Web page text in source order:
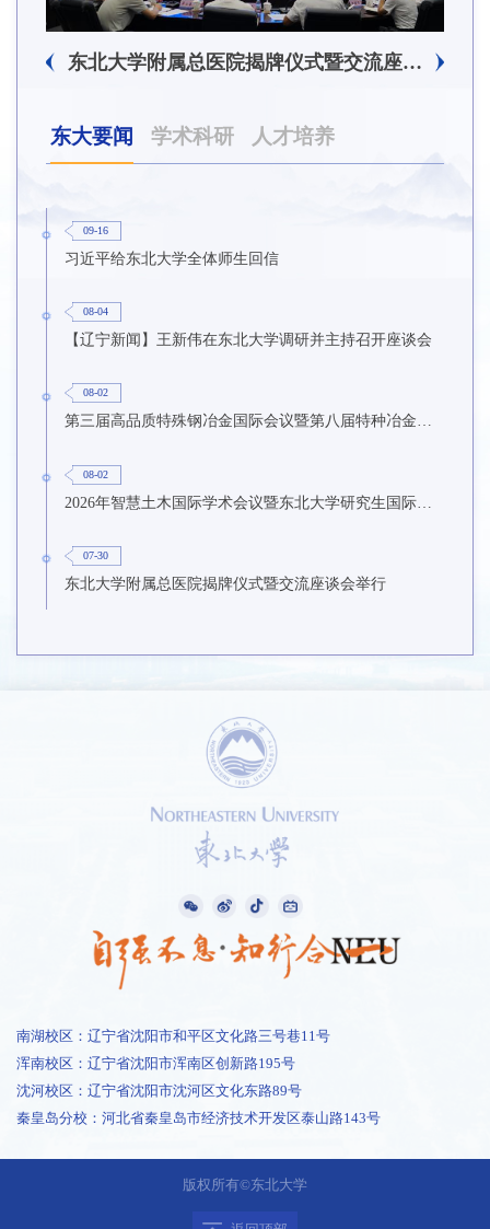
东北大学附属总医院揭牌仪式暨交流座谈会举行
东大要闻 学术科研 人才培养
09-16
习近平给东北大学全体师生回信
08-04
【辽宁新闻】王新伟在东北大学调研并主持召开座谈会
08-02
第三届高品质特殊钢冶金国际会议暨第八届特种冶金技术学术会议在东北大学召开
08-02
2026年智慧土木国际学术会议暨东北大学研究生国际暑期学校第九期在东北大学召开
07-30
东北大学附属总医院揭牌仪式暨交流座谈会举行
南湖校区：辽宁省沈阳市和平区文化路三号巷11号
浑南校区：辽宁省沈阳市浑南区创新路195号
沈河校区：辽宁省沈阳市沈河区文化东路89号
秦皇岛分校：河北省秦皇岛市经济技术开发区泰山路143号
版权所有©东北大学